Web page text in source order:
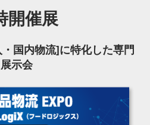
開催展
国内物流]に特化した専門
展示会